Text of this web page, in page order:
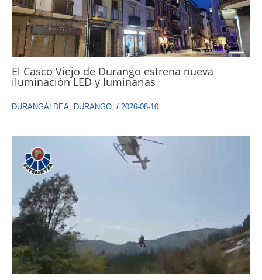
El Casco Viejo de Durango estrena nueva
iluminación LED y luminarias
DURANGALDEA DURANGO / 2026-08-10